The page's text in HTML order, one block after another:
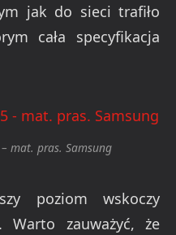
jak do sieci trafiło
cała specyfikacja
mat. pras. Samsung
poziom wskoczy
Warto zauważyć, że